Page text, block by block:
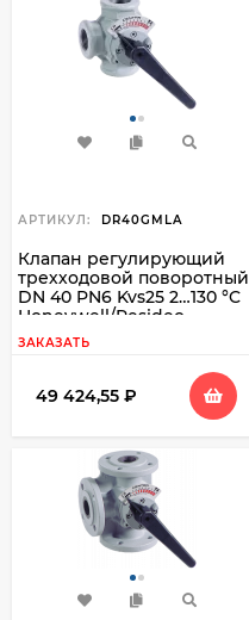
АРТИКУЛ: DR40GMLA
Клапан регулирующий
трехходовой поворотный
DN 40 PN6 Kvs25 2…130 °C
Honeywell/Resideo
DR40GMLA
ЗАКАЗАТЬ
49 424,55 ₽